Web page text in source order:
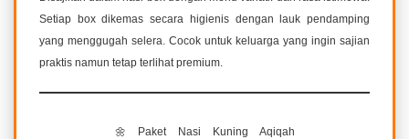
Setiap box dikemas secara higienis dengan lauk pendamping
yang menggugah selera. Cocok untuk keluarga yang ingin sajian
praktis namun tetap terlihat premium.
🌼 Paket Nasi Kuning Aqiqah